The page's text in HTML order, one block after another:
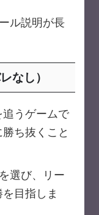
ル説明が長
なし）
追うゲームで
ち抜くこと
選び、リー
目指しま